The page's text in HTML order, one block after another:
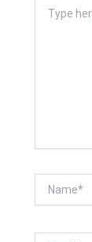
Here..